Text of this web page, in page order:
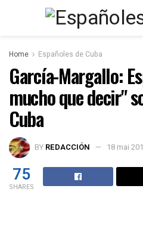
Home Españoles de Cuba
García-Margallo:
mucho que decir"
Cuba
BY REDACCIÓN 18 mai
75
SHARES